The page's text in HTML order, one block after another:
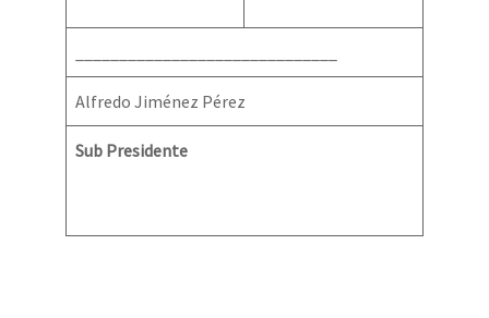
Alfredo Jiménez Pérez
Sub Presidente